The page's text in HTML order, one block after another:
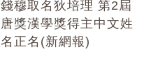
錢穆取名狄培理 第2屆
唐獎漢學獎得主中文姓
名正名(新網報)